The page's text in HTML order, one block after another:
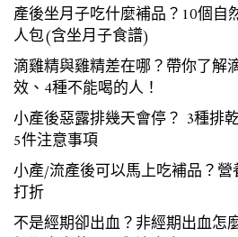
產後坐月子吃什麼補品？10個自
人包(含坐月子食譜)
滴雞精與雞精差在哪？帶你了解
效、4種不能喝的人！
小產後惡露排幾天會停？ 3種排
5件注意事項
小產/流產後可以馬上吃補品？
打折
不是經期卻出血？非經期出血怎